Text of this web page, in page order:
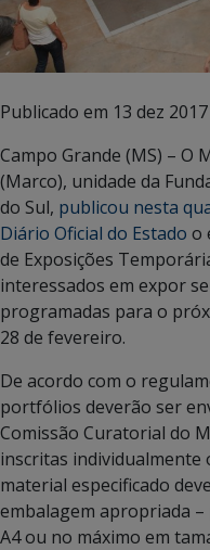
Publicado em 13 dez 2017
Campo Grande (MS) – O
(Marco), unidade da
do Sul, publicou nesta
Diário Oficial do Estado o
de Exposições
interessados em expor
programadas para o
28 de fevereiro.
De acordo com o
portfólios deverão ser
Comissão Curatorial do
inscritas
material especificado
embalagem apropriada
A4 ou no máximo em